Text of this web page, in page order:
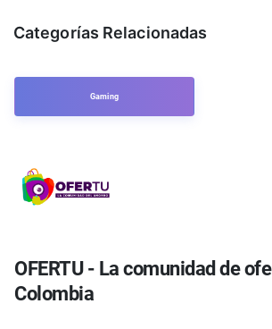
Categorías Relacionadas
Gaming
OFERTU - La comunidad de
Colombia